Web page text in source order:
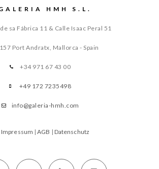
HMH S.L.
sa Fábrica 11 & Calle Isaac Peral 51
Port Andratx, Mallorca - Spain
+34 971 67 43 00
+49 172 7235498
info@galeria-hmh.com
Impressum |AGB | Datenschutz